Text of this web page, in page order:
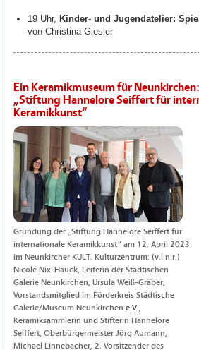
19 Uhr, Kinder- und Jugendatelier:
von Christina Giesler
Ein Keramikmuseum für
„Stiftung Hannelore Seiffert für
Keramikkunst“
Gründung der „Stiftung Hannelore Seiffert für
internationale Keramikkunst“ am 12. April 2023
im Neunkircher KULT. Kulturzentrum: (v.l.n.r.)
Nicole Nix-Hauck, Leiterin der Städtischen
Galerie Neunkirchen, Ursula Weiß-Gräber,
Vorstandsmitglied im Förderkreis Städtische
Galerie/Museum Neunkirchen e.V.,
Keramiksammlerin und Stifterin Hannelore
Seiffert, Oberbürgermeister Jörg Aumann,
Michael Linnebacher, 2. Vorsitzender des